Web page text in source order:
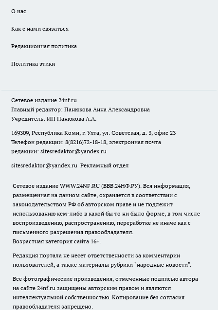
О нас
Как с нами связаться
Редакционная политика
Политика этики
Сетевое издание 24nf.ru
Главный редактор: Панюкова Анна Александровна
Учредитель: ИП Панюкова А.А.
169309, Республика Коми, г. Ухта, ул. Советская, д. 3, офис 23
Телефон редакции: 8(8216)72-18-18, электронная почта
редакции: sitesredaktor@yandex.ru
sitesredaktor@yandex.ru Рекламный отдел
Сетевое издание WWW.24NF.RU (ВВВ.24НФ.РУ). Вся информация,
размещенная на данном сайте, охраняется в соответствии с
законодательством РФ об авторском праве и не подлежит
использованию кем-либо в какой бы то ни было форме, в том числе
воспроизведению, распространению, переработке не иначе как с
письменного разрешения правообладателя.
Возрастная категория сайта 16+.
Редакция портала не несет ответственности за комментарии
пользователей, а также материалы рубрики "народные новости".
Все фотографические произведения, отмеченные подписью автора
на сайте 24nf.ru защищены авторским правом и являются
интеллектуальной собственностью. Копирование без согласия
правообладателя запрещено.